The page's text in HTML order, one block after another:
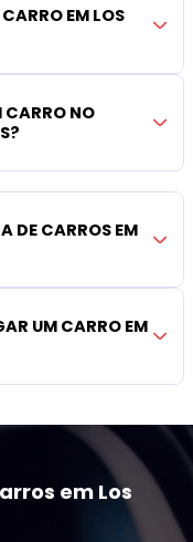
EM LOS
CARRO NO
DE CARROS EM
UM CARRO EM
em Los